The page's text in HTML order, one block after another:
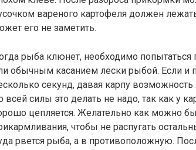
вареного картофеля должен
его не заметить.
рыба клюнет, необходимо попытаться
обычным касанием лески рыбой. Если и
секунд, давая карпу
всей силы это делать не надо, так как у
цепляется. Желательно как можно
чтобы не распугать
рвется рыба, а в противоположную.